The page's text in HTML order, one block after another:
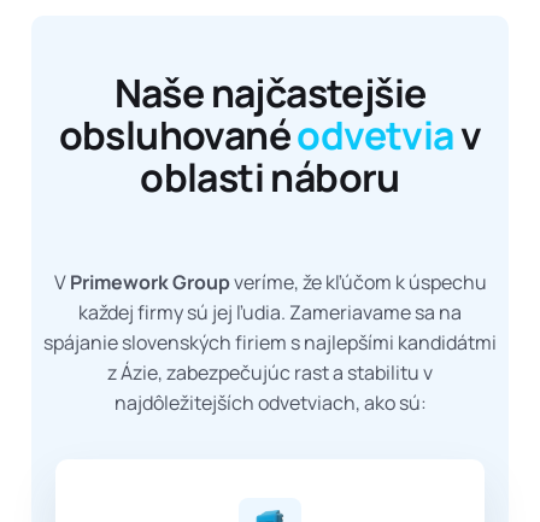
Naše najčastejšie
obsluhovanéodvetviav
oblasti náboru
VPrimework Groupveríme, že kľúčom k úspechu
každej firmy sú jej ľudia. Zameriavame sa na
spájanie slovenských firiem s najlepšími kandidátmi
z Ázie, zabezpečujúc rast a stabilitu v
najdôležitejších odvetviach, ako sú: